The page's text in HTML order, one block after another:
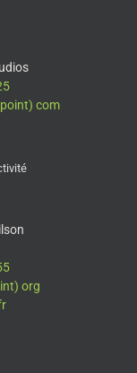
com
org